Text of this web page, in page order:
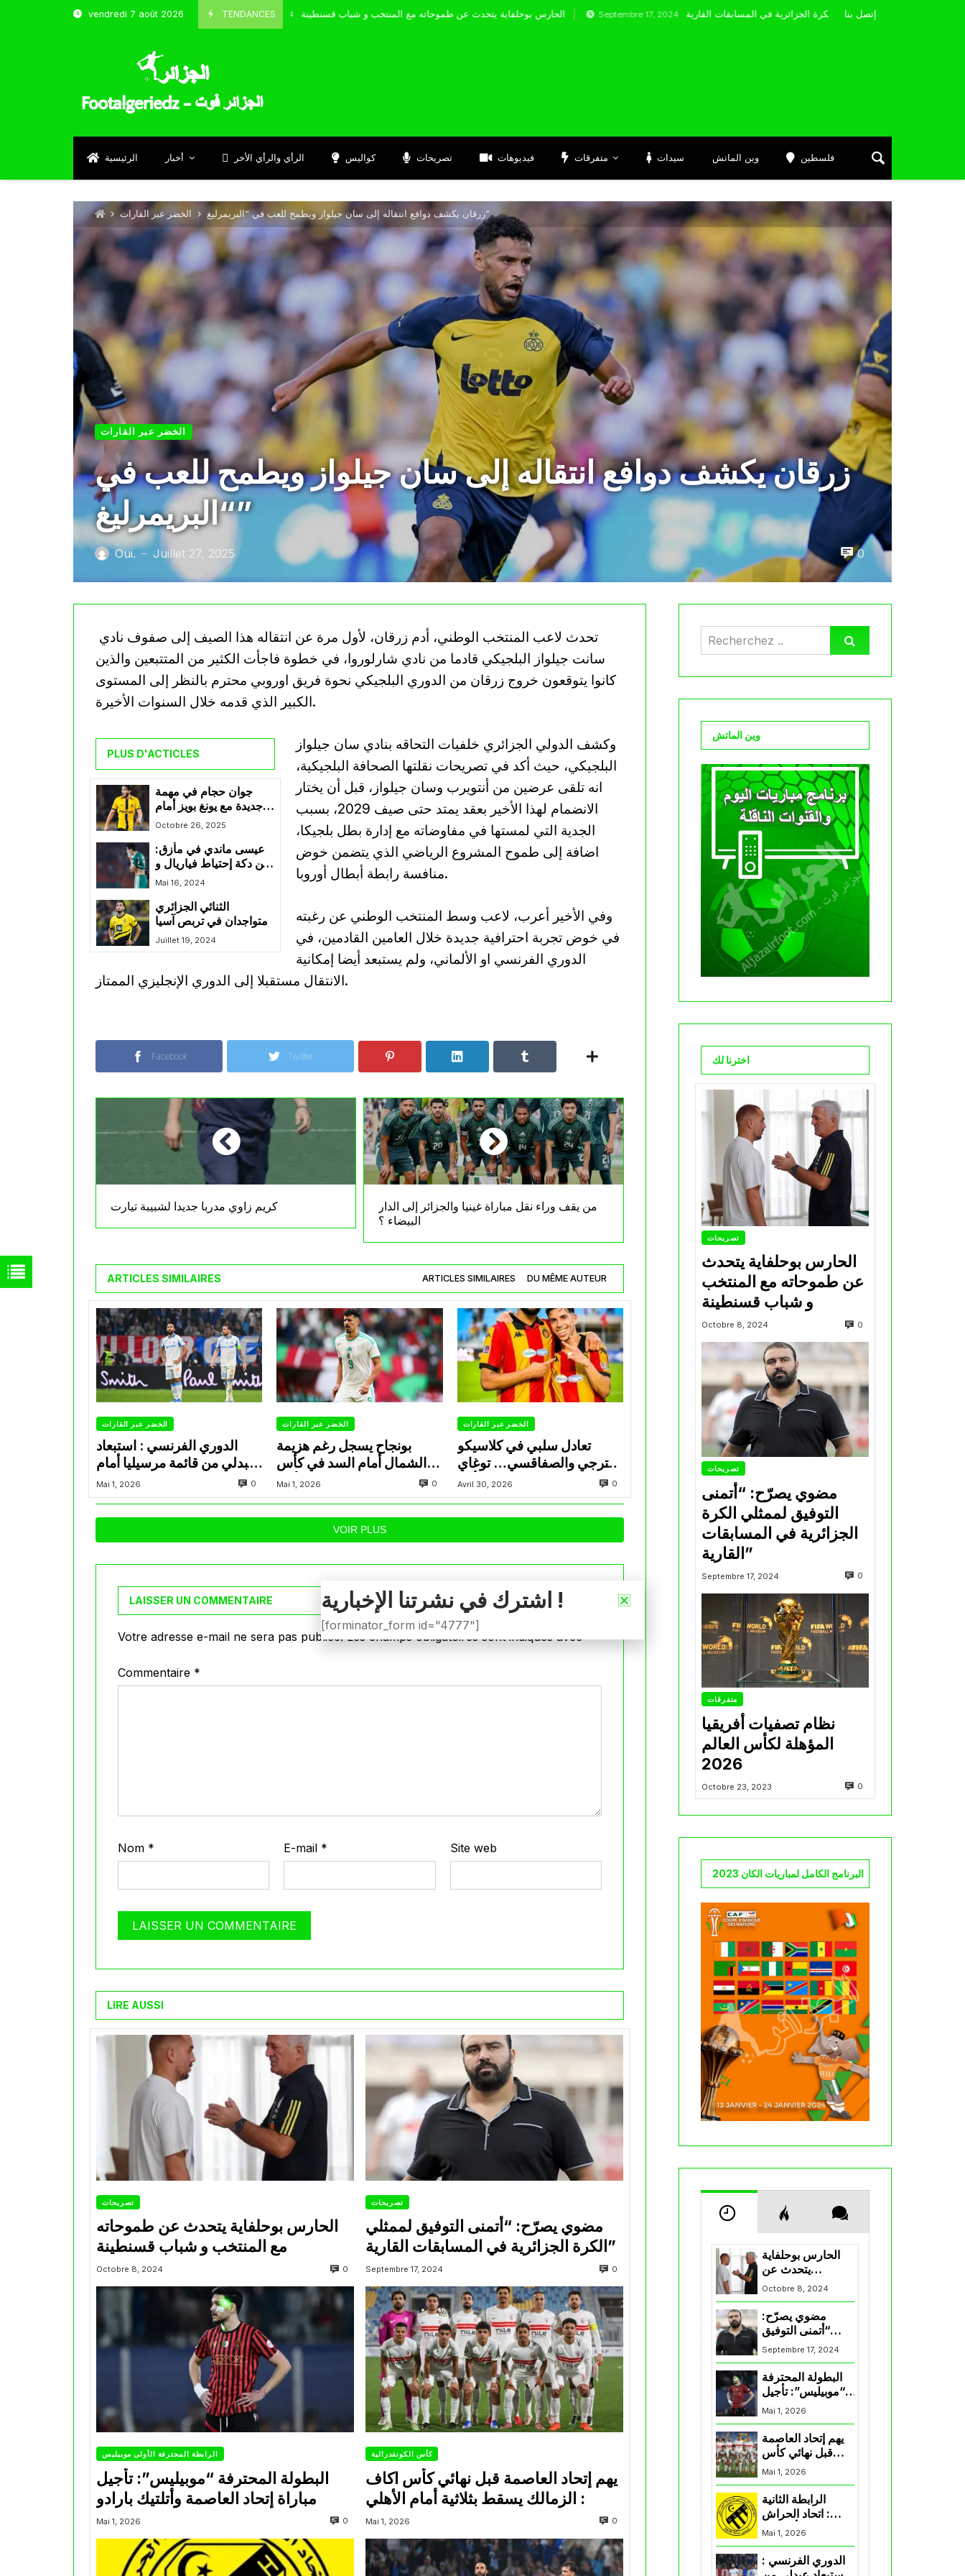
vendredi 7 août 2026 TENDANCES
Octobre 8, 2024 الحارس بوحلفاية يتحدث عن طموحاته مع المنتخب و شباب قسنطينة Septembre 17, 2024 إتصل بنا
الرئيسية أخبار الرأي والرأي الأخر كواليس تصريحات فيديوهات متفرقات سيدات وين الماتش فلسطين
الخضر عبر القارات زرقان يكشف دوافع انتقاله إلى سان جيلواز ويطمح للعب في “البريمرليغ”
الخضر عبر القارات
زرقان يكشف دوافع انتقاله إلى سان جيلواز ويطمح للعب في
“البريمرليغ”
Oui. — Juillet 27, 2025 0
سانت جيلواز البلجيكي قادما من نادي شارلوروا، في خطوة فاجأت الكثير من المتتبعين والذين
كانوا يتوقعون خروج زرقان من الدوري البلجيكي نحوة فريق اوروبي محترم بالنظر إلى المستوى
الكبير الذي قدمه خلال السنوات الأخيرة.
PLUS D'ACTICLES
جوان حجام في مهمة
جديدة مع يونغ بويز أمام
زوريخ في الدوري
Octobre 26, 2025
عيسى ماندي في مأزق:
بين دكة إحتياط فياريال و
مكانته في المنتخب
Mai 16, 2024
الثنائي الجزائري
متواجدان في تربص آسيا
Juillet 19, 2024
وكشف الدولي الجزائري خلفيات التحاقه بنادي سان جيلواز
البلجيكي، حيث أكد في تصريحات نقلتها الصحافة البلجيكية،
انه تلقى عرضين من أنتويرب وسان جيلواز، قبل أن يختار
الانضمام لهذا الأخير بعقد يمتد حتى صيف 2029، بسبب
الجدية التي لمستها في مفاوضاته مع إدارة بطل بلجيكا،
اضافة إلى طموح المشروع الرياضي الذي يتضمن خوض
منافسة رابطة أبطال أوروبا.
وفي الأخير أعرب، لاعب وسط المنتخب الوطني عن رغبته
في خوض تجربة احترافية جديدة خلال العامين القادمين، في
الدوري الفرنسي او الألماني، ولم يستبعد أيضا إمكانية
الانتقال مستقبلا إلى الدوري الإنجليزي الممتاز.
Facebook Twitter
كريم زاوي مدربا جديدا لشبيبة تيارت
من يقف وراء نقل مباراة غينيا والجزائر إلى الدار
البيضاء ؟
ARTICLES SIMILAIRES ARTICLES SIMILAIRES DU MÊME AUTEUR
الخضر عبر القارات
الدوري الفرنسي : استبعاد
عبدلي من قائمة مرسيليا أمام
نانت
Mai 1, 2026 0
الخضر عبر القارات
بونجاح يسجل رغم هزيمة
الشمال أمام السد في كأس
الأمير
Mai 1, 2026 0
الخضر عبر القارات
تعادل سلبي في كلاسيكو
الترجي والصفاقسي… توغاي
يهدر ركلة جزاء وبوعالية يتألق
Avril 30, 2026 0
VOIR PLUS
LAISSER UN COMMENTAIRE
Votre adresse e-mail ne sera pas publiée. Les champs obligatoires sont indiqués avec*
Commentaire *
Nom * E-mail * Site web
LIRE AUSSI
تصريحات
الحارس بوحلفاية يتحدث عن طموحاته
مع المنتخب و شباب قسنطينة
Octobre 8, 2024 0
تصريحات
مضوي يصرّح: “أتمنى التوفيق لممثلي
الكرة الجزائرية في المسابقات القارية”
Septembre 17, 2024 0
الرابطة المحترفة الأولى موبيليس
البطولة المحترفة “موبيليس”: تأجيل
مباراة إتحاد العاصمة وأتلتيك بارادو
Mai 1, 2026 0
كأس الكونفدرالية
يهم إتحاد العاصمة قبل نهائي كأس اكاف
Mai 1, 2026 0
وين الماتش
اخترنا لك
تصريحات
الحارس بوحلفاية يتحدث
عن طموحاته مع المنتخب
و شباب قسنطينة
Octobre 8, 2024 0
تصريحات
مضوي يصرّح: “أتمنى
التوفيق لممثلي الكرة
الجزائرية في المسابقات
القارية”
Septembre 17, 2024 0
متفرقات
نظام تصفيات أفريقيا
المؤهلة لكأس العالم
2026
Octobre 23, 2023 0
البرنامج الكامل لمباريات الكان 2023
الحارس بوحلفاية
يتحدث عن
طموحاته مع
المنتخب و شباب
قسنطينة
Octobre 8, 2024
مضوي يصرّح:
“أتمنى التوفيق
لممثلي الكرة
الجزائرية في
Septembre 17, 2024
البطولة المحترفة
“موبيليس”: تأجيل
مباراة إتحاد
العاصمة وأتلتيك
بارادو
Mai 1, 2026
يهم إتحاد العاصمة
قبل نهائي كأس
اكاف : الزمالك
يسقط بثلاثية أمام
Mai 1, 2026
الرابطة الثانية
: اتحاد الحراش
يحسم التأهل إلى
“البلاي أوف”
Mai 1, 2026
الدوري الفرنسي :
اشترك في نشرتنا الإخبارية !
[forminator_form id="4777"]